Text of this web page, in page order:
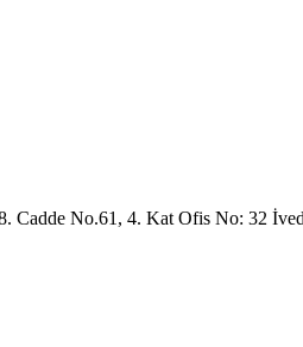
Cadde No.61, 4. Kat Ofis No: 32